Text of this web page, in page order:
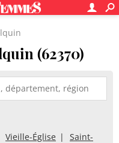
(62370)
Vieille-Église
Saint-